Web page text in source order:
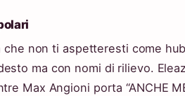
che non ti aspetteresti come
ma con nomi di rilievo.
Max Angioni porta “ANCHE